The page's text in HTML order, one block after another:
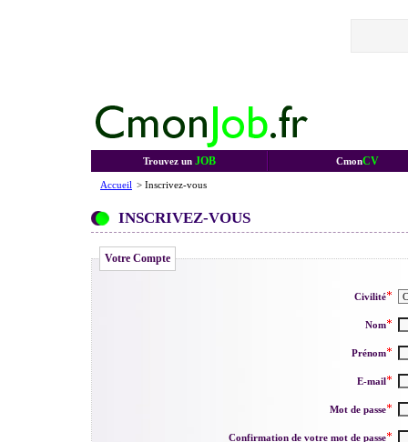
Trouvez un JOB CmonCV
Accueil > Inscrivez-vous
INSCRIVEZ-VOUS
Votre Compte
Civilité
Nom
Prénom
E-mail
Mot de passe
Confirmation de votre mot de passe